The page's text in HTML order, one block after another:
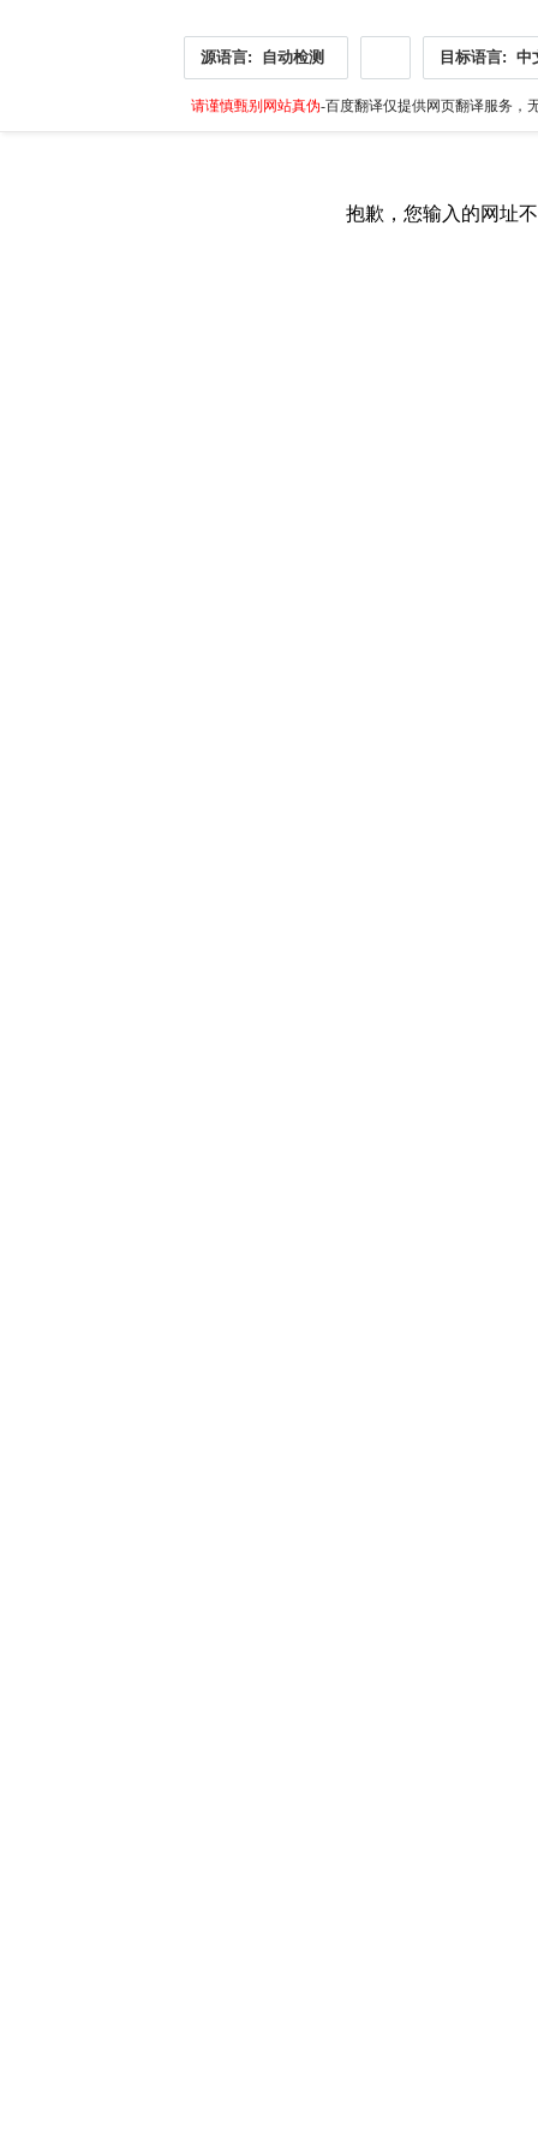
源语言: 自动检测 目标语言: 中
请谨慎甄别网站真伪-百度翻译仅提供网页翻译服务，